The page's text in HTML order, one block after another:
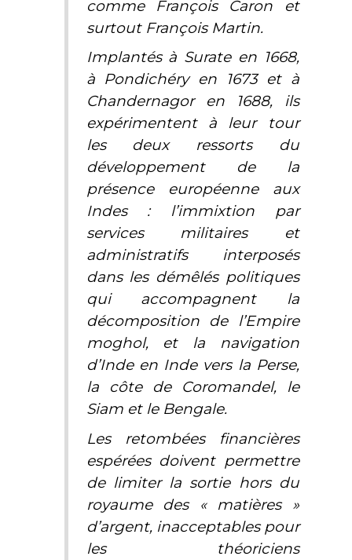
comme François Caron et
surtout François Martin.
Implantés à Surate en 1668,
à Pondichéry en 1673 et à
Chandernagor en 1688, ils
expérimentent à leur tour
les deux ressorts du
développement de la
présence européenne aux
Indes : l’immixtion par
services militaires et
administratifs interposés
dans les démêlés politiques
qui accompagnent la
décomposition de l’Empire
moghol, et la navigation
d’Inde en Inde vers la Perse,
la côte de Coromandel, le
Siam et le Bengale.
Les retombées financières
espérées doivent permettre
de limiter la sortie hors du
royaume des « matières »
d’argent, inacceptables pour
les théoriciens